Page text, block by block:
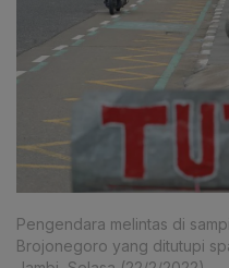
Pengendara melintas di
Brojonegoro yang ditutupi